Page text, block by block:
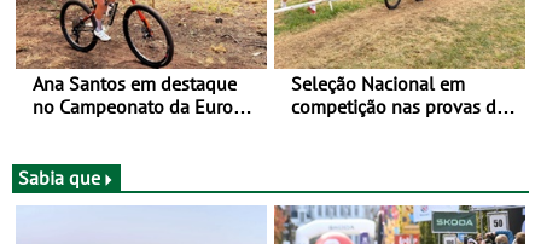
Ana Santos em destaque
no Campeonato da Europa
Seleção Nacional em
competição nas provas de
Sabia que